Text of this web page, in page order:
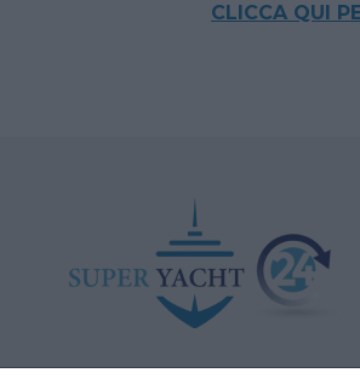
CLICCA QUI